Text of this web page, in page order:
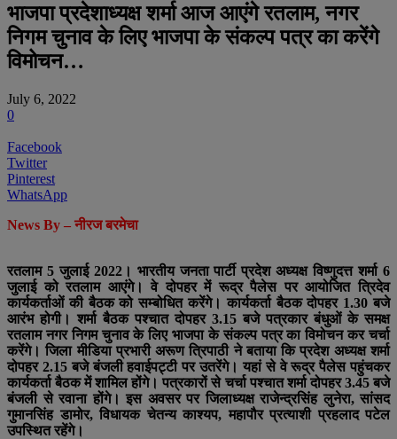
भाजपा प्रदेशाध्यक्ष शर्मा आज आएंगे रतलाम, नगर
निगम चुनाव के लिए भाजपा के संकल्प पत्र का करेंगे
विमोचन…
July 6, 2022
0
Facebook
Twitter
Pinterest
WhatsApp
News By – नीरज बरमेचा
रतलाम 5 जुलाई 2022। भारतीय जनता पार्टी प्रदेश अध्यक्ष विष्णुदत्त शर्मा 6
जुलाई को रतलाम आएंगे। वे दोपहर में रूद्र पैलेस पर आयोजित त्रिदेव
कार्यकर्ताओं की बैठक को सम्बोधित करेंगे। कार्यकर्ता बैठक दोपहर 1.30 बजे
आरंभ होगी। शर्मा बैठक पश्चात दोपहर 3.15 बजे पत्रकार बंधुओं के समक्ष
रतलाम नगर निगम चुनाव के लिए भाजपा के संकल्प पत्र का विमोचन कर चर्चा
करेंगे। जिला मीडिया प्रभारी अरूण त्रिपाठी ने बताया कि प्रदेश अध्यक्ष शर्मा
दोपहर 2.15 बजे बंजली हवाईपट्टी पर उतरेंगे। यहां से वे रूद्र पैलेस पहुंचकर
कार्यकर्ता बैठक में शामिल होंगे। पत्रकारों से चर्चा पश्चात शर्मा दोपहर 3.45 बजे
बंजली से रवाना होंगे। इस अवसर पर जिलाध्यक्ष राजेन्द्रसिंह लुनेरा, सांसद
गुमानसिंह डामोर, विधायक चेतन्य काश्यप, महापौर प्रत्याशी प्रहलाद पटेल
उपस्थित रहेंगे।